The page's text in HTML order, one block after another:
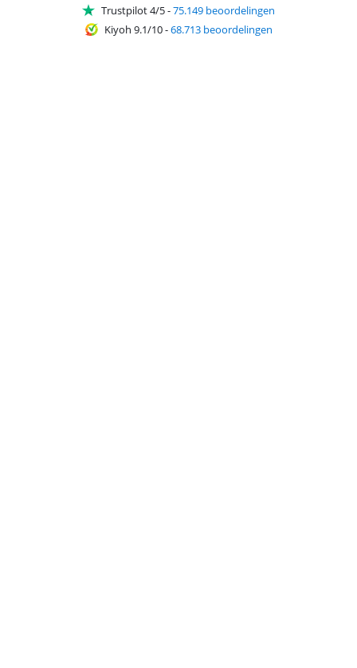
Trustpilot 4/5-75.149 beoordelingen
Kiyoh 9.1/10-68.713 beoordelingen